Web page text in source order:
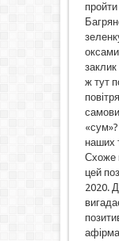
ж тут
наших
Схоже
цей
2020.